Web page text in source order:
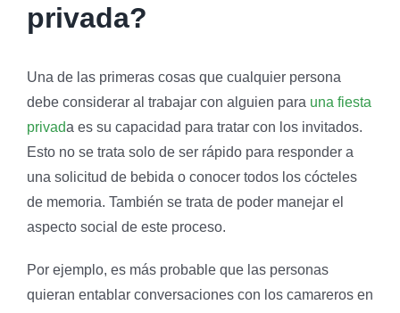
privada?
Una de las primeras cosas que cualquier persona
debe considerar al trabajar con alguien para una fiesta
privada es su capacidad para tratar con los invitados.
Esto no se trata solo de ser rápido para responder a
una solicitud de bebida o conocer todos los cócteles
de memoria. También se trata de poder manejar el
aspecto social de este proceso.
Por ejemplo, es más probable que las personas
quieran entablar conversaciones con los camareros en